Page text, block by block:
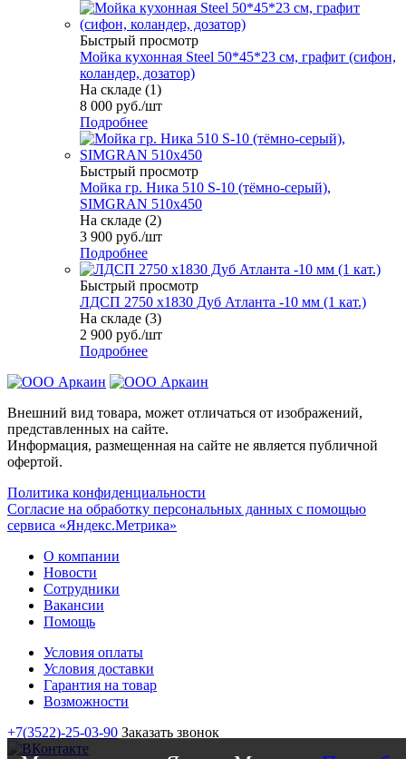
Быстрый просмотр
Мойка кухонная Steel 50*45*23 см, графит (сифон,
коландер, дозатор)
На складе (1)
8 000 руб./шт
Подробнее
Быстрый просмотр
Мойка гр. Ника 510 S-10 (тёмно-серый),
SIMGRAN 510х450
На складе (2)
3 900 руб./шт
Подробнее
Быстрый просмотр
ЛДСП 2750 х1830 Дуб Атланта -10 мм (1 кат.)
На складе (3)
2 900 руб./шт
Подробнее
Внешний вид товара, может отличаться от изображений,
представленных на сайте.
Информация, размещенная на сайте не является публичной
офертой.
Политика конфиденциальности
Согласие на обработку персональных данных с помощью
сервиса «Яндекс.Метрика»
О компании
Новости
Сотрудники
Вакансии
Помощь
Условия оплаты
Условия доставки
Гарантия на товар
Возможности
+7(3522)-25-03-90 Заказать звонок